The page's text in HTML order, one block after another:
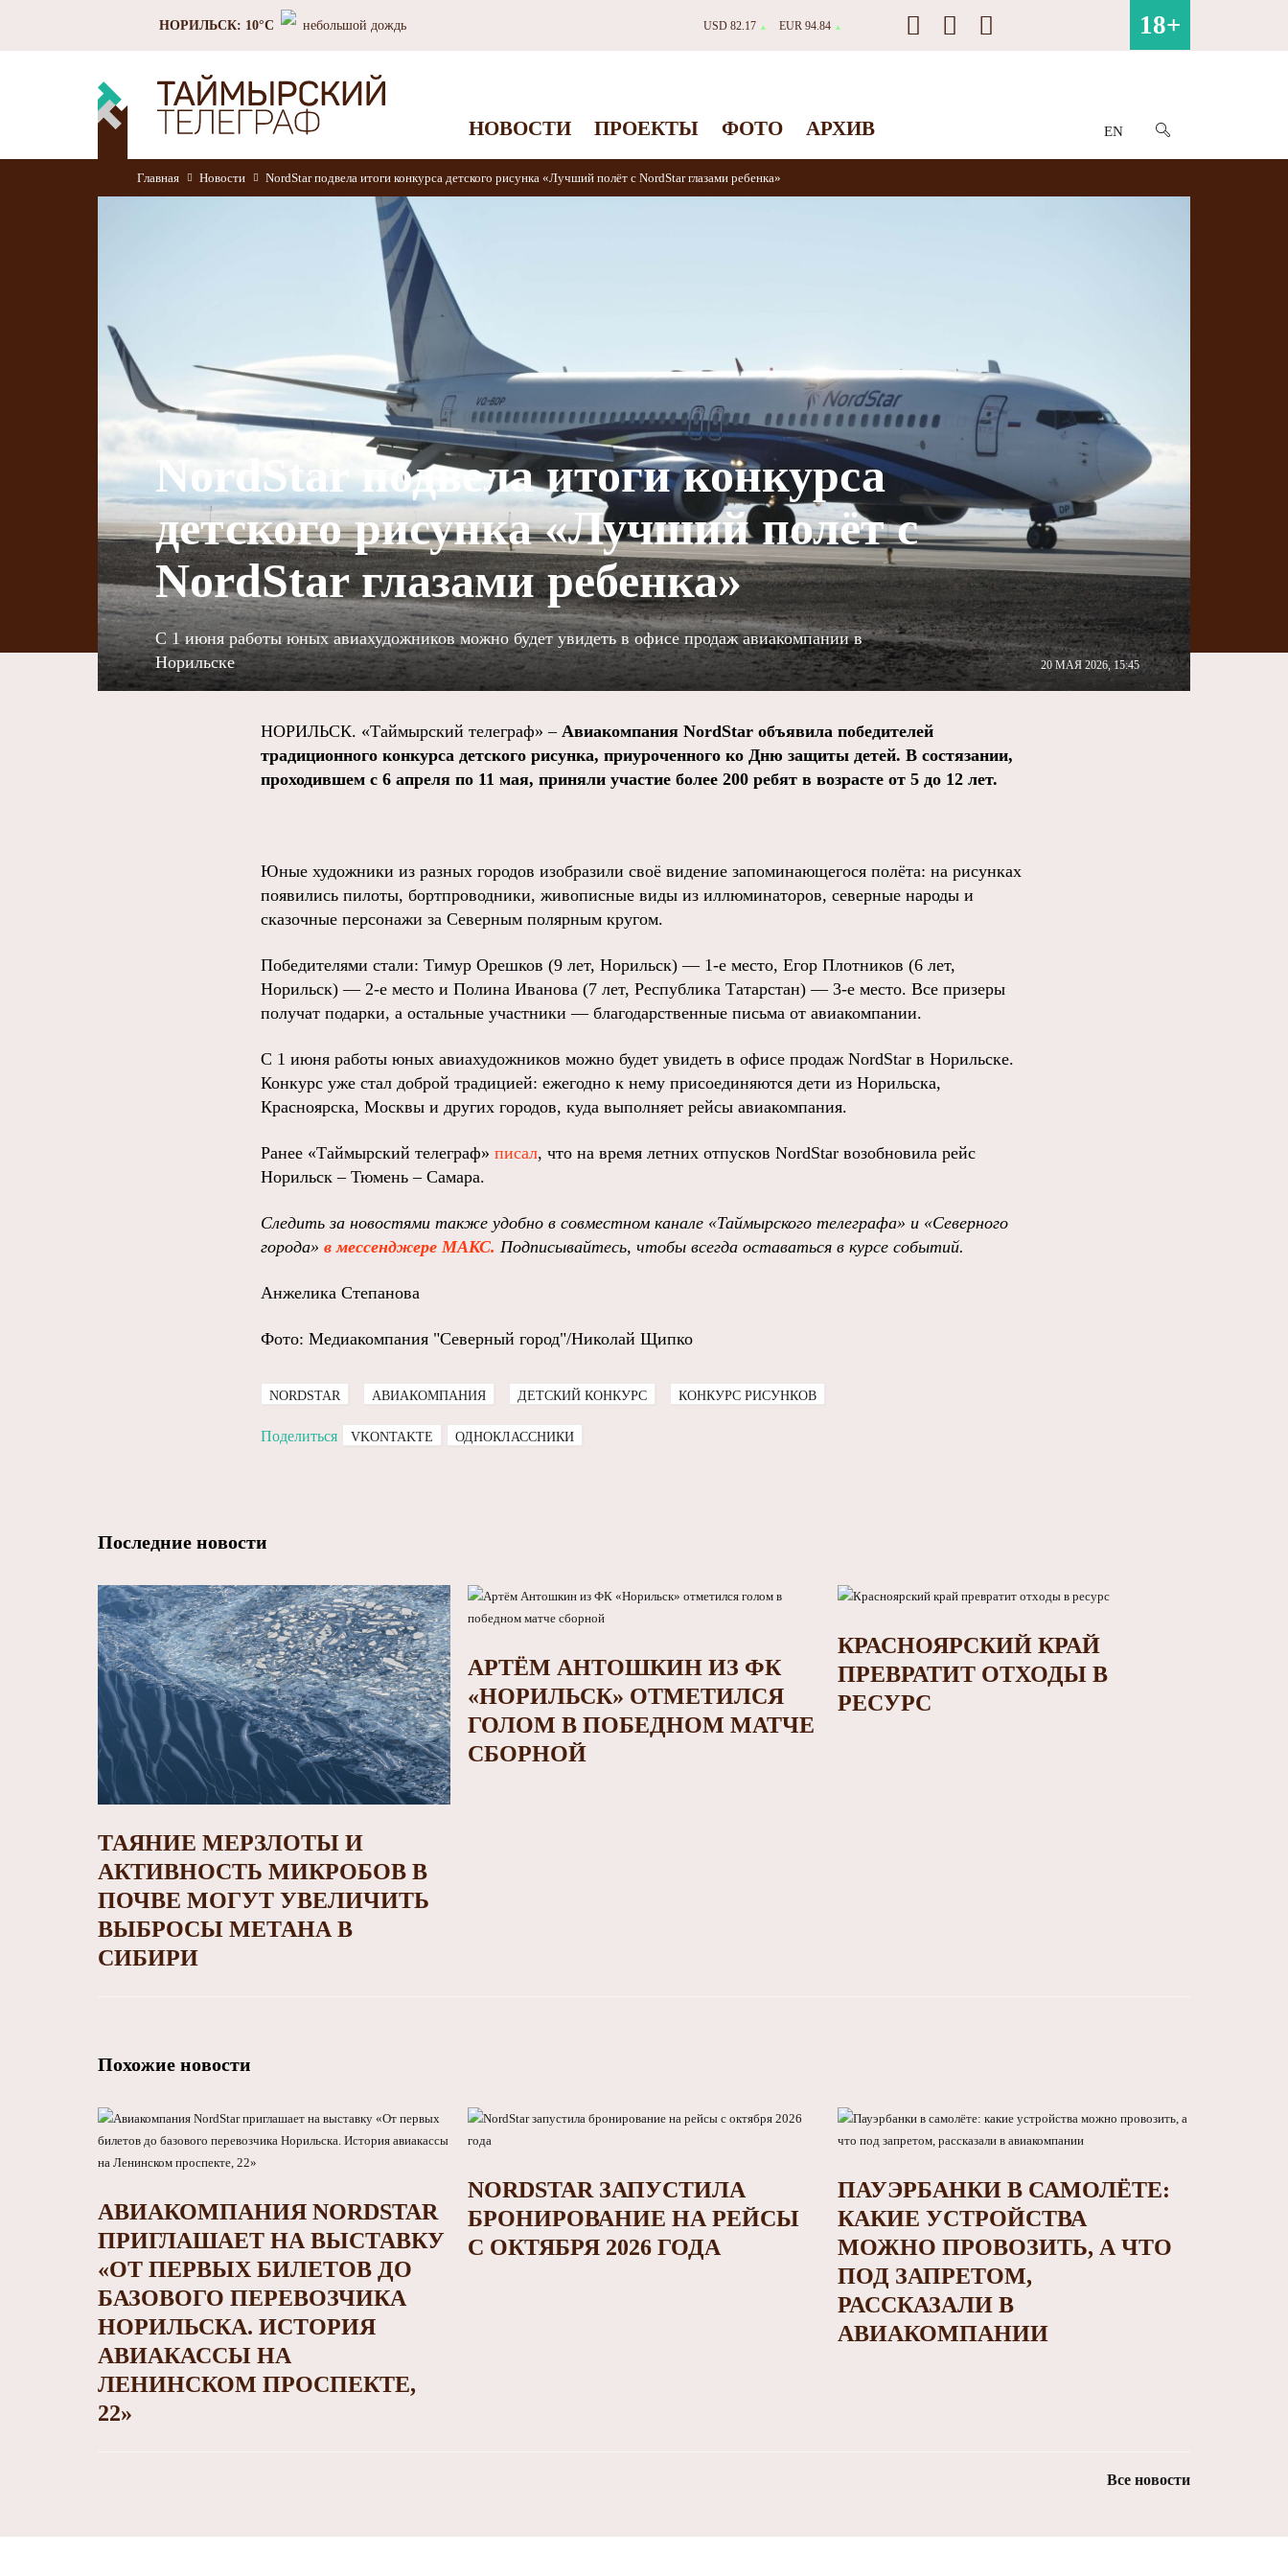
НОРИЛЬСК: 10°C небольшой дождь USD 82.17 ▲ EUR 94.84 ▲ 18+
НОВОСТИ ПРОЕКТЫ ФОТО АРХИВ EN
Главная Новости NordStar подвела итоги конкурса детского рисунка «Лучший полёт с NordStar глазами ребенка»
NordStar подвела итоги конкурса
детского рисунка «Лучший полёт с
NordStar глазами ребенка»
20 МАЯ 2026, 15:45
С 1 июня работы юных авиахудожников можно будет увидеть в офисе продаж авиакомпании в
Норильске
НОРИЛЬСК. «Таймырский телеграф» – Авиакомпания NordStar объявила победителей
традиционного конкурса детского рисунка, приуроченного ко Дню защиты детей. В состязании,
проходившем с 6 апреля по 11 мая, приняли участие более 200 ребят в возрасте от 5 до 12 лет.
Юные художники из разных городов изобразили своё видение запоминающегося полёта: на рисунках
появились пилоты, бортпроводники, живописные виды из иллюминаторов, северные народы и
сказочные персонажи за Северным полярным кругом.
Победителями стали: Тимур Орешков (9 лет, Норильск) — 1‑е место, Егор Плотников (6 лет,
Норильск) — 2‑е место и Полина Иванова (7 лет, Республика Татарстан) — 3‑е место. Все призеры
получат подарки, а остальные участники — благодарственные письма от авиакомпании.
С 1 июня работы юных авиахудожников можно будет увидеть в офисе продаж NordStar в Норильске.
Конкурс уже стал доброй традицией: ежегодно к нему присоединяются дети из Норильска,
Красноярска, Москвы и других городов, куда выполняет рейсы авиакомпания.
Ранее «Таймырский телеграф» писал, что на время летних отпусков NordStar возобновила рейс
Норильск – Тюмень – Самара.
Следить за новостями также удобно в совместном канале «Таймырского телеграфа» и «Северного
города» в мессенджере МАКС. Подписывайтесь, чтобы всегда оставаться в курсе событий.
Анжелика Степанова
Фото: Медиакомпания "Северный город"/Николай Щипко
NORDSTAR АВИАКОМПАНИЯ ДЕТСКИЙ КОНКУРС КОНКУРС РИСУНКОВ
Поделиться VKONTAKTE ОДНОКЛАССНИКИ
Последние новости
ТАЯНИЕ МЕРЗЛОТЫ И
АКТИВНОСТЬ МИКРОБОВ В
ПОЧВЕ МОГУТ УВЕЛИЧИТЬ
ВЫБРОСЫ МЕТАНА В
СИБИРИ
АРТЁМ АНТОШКИН ИЗ ФК
«НОРИЛЬСК» ОТМЕТИЛСЯ
ГОЛОМ В ПОБЕДНОМ МАТЧЕ
СБОРНОЙ
КРАСНОЯРСКИЙ КРАЙ
ПРЕВРАТИТ ОТХОДЫ В
РЕСУРС
Похожие новости
АВИАКОМПАНИЯ NORDSTAR
ПРИГЛАШАЕТ НА ВЫСТАВКУ
«ОТ ПЕРВЫХ БИЛЕТОВ ДО
БАЗОВОГО ПЕРЕВОЗЧИКА
НОРИЛЬСКА. ИСТОРИЯ
АВИАКАССЫ НА
ЛЕНИНСКОМ ПРОСПЕКТЕ,
22»
NORDSTAR ЗАПУСТИЛА
БРОНИРОВАНИЕ НА РЕЙСЫ
С ОКТЯБРЯ 2026 ГОДА
ПАУЭРБАНКИ В САМОЛЁТЕ:
КАКИЕ УСТРОЙСТВА
МОЖНО ПРОВОЗИТЬ, А ЧТО
ПОД ЗАПРЕТОМ,
РАССКАЗАЛИ В
АВИАКОМПАНИИ
Все новости